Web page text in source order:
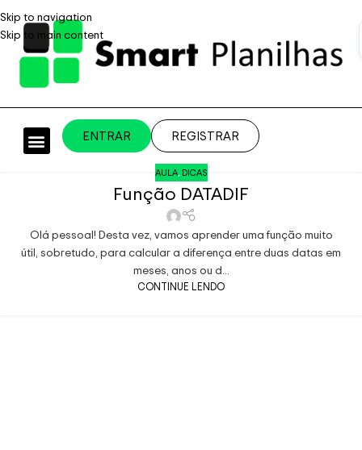
Skip to navigation
Skip to main content
ENTRAR REGISTRAR
AULA,DICAS
Função DATADIF
Olá pessoal! Desta vez, vamos aprender uma função muito
útil, sobretudo, para calcular a diferença entre duas datas em
meses, anos ou d...
CONTINUE LENDO